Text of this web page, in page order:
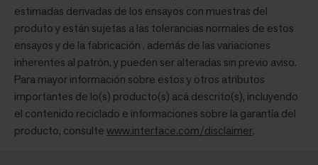
estimadas derivadas de los ensayos con muestras del
produto y están sujetas a las tolerancias normales de estos
ensayos y de la fabricación , además de las variaciones
inherentes al patrón, y pueden ser alteradas sin previo aviso.
Para mayor información sobre estos y otros atributos
importantes de lo(s) producto(s) acá descrito(s), incluyendo
el contenido reciclado e informaciones sobre la garantía del
producto, consultewww.interface.com/disclaimer.